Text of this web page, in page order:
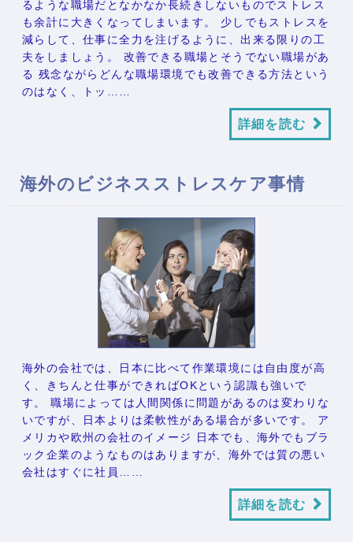
るような職場だとなかなか長続きしないものでストレス
も余計に大きくなってしまいます。 少しでもストレスを
減らして、仕事に全力を注げるように、出来る限りの工
夫をしましょう。 改善できる職場とそうでない職場があ
る 残念ながらどんな職場環境でも改善できる方法という
のはなく、トッ……
詳細を読む
海外のビジネスストレスケア事情
海外の会社では、日本に比べて作業環境には自由度が高
く、きちんと仕事ができればOKという認識も強いで
す。 職場によっては人間関係に問題があるのは変わりな
いですが、日本よりは柔軟性がある場合が多いです。 ア
メリカや欧州の会社のイメージ 日本でも、海外でもブラ
ック企業のようなものはありますが、海外では質の悪い
会社はすぐに社員……
詳細を読む